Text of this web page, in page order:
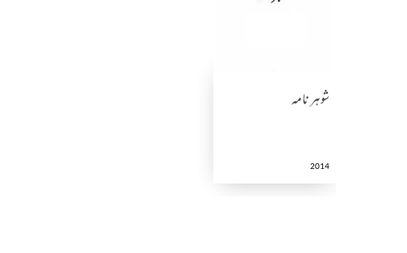
شوہر نامہ
2014